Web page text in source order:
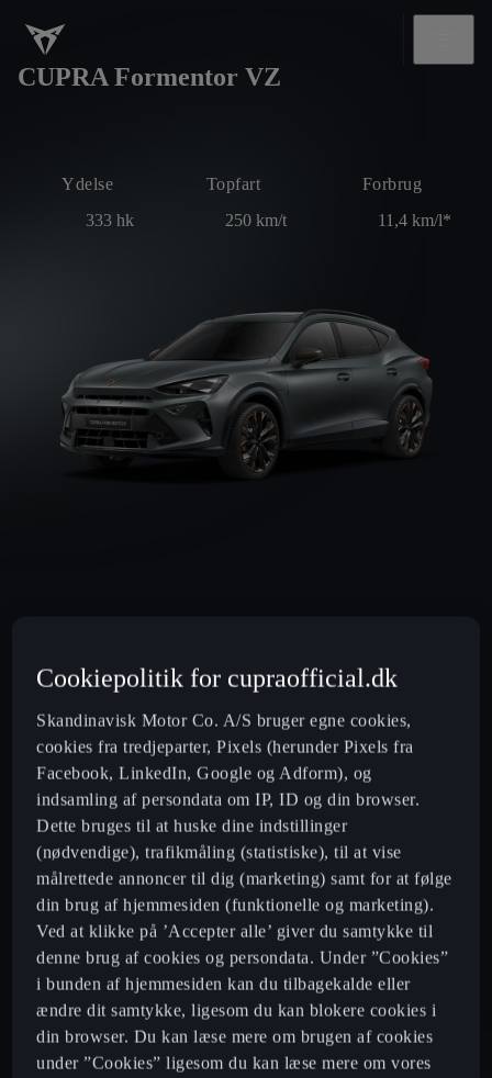
CUPRA Formentor VZ
Ydelse
333 hk
Topfart
250 km/t
Forbrug
11,4 km/l*
0-100 km/t på
4,8 sek
Ydelse
333 hk
Topfart
250 km/t
Max. drejningsmoment
420 Nm
Cookiepolitik for cupraofficial.dk
Skandinavisk Motor Co. A/S bruger egne cookies,
cookies fra tredjeparter, Pixels (herunder Pixels fra
Facebook, LinkedIn, Google og Adform), og
indsamling af persondata om IP, ID og din browser.
Dette bruges til at huske dine indstillinger
(nødvendige), trafikmåling (statistiske), til at vise
målrettede annoncer til dig (marketing) samt for at følge
din brug af hjemmesiden (funktionelle og marketing).
Ved at klikke på ’Accepter alle’ giver du samtykke til
denne brug af cookies og persondata. Under ”Cookies”
i bunden af hjemmesiden kan du tilbagekalde eller
ændre dit samtykke, ligesom du kan blokere cookies i
din browser. Du kan læse mere om brugen af cookies
under ”Cookies” ligesom du kan læse mere om vores